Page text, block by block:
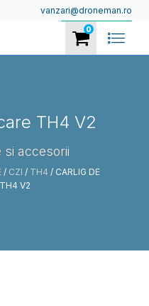
vanzari@droneman.ro
0
TH4 V2
si accesorii
/ CZI / TH4 / CARLIG DE
V2